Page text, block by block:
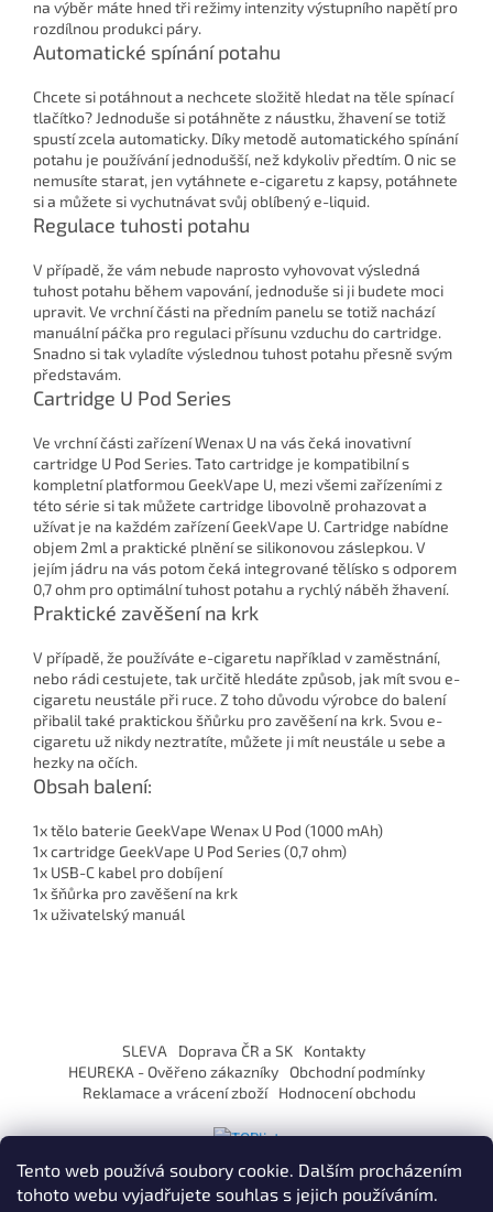
Tento web používá soubory cookie. Dalším procházením
tohoto webu vyjadřujete souhlas s jejich používáním.
na výběr máte hned tři režimy intenzity výstupního napětí pro
rozdílnou produkci páry.
Automatické spínání potahu
Chcete si potáhnout a nechcete složitě hledat na těle spínací
tlačítko? Jednoduše si potáhněte z náustku, žhavení se totiž
spustí zcela automaticky. Díky metodě automatického spínání
potahu je používání jednodušší, než kdykoliv předtím. O nic se
nemusíte starat, jen vytáhnete e-cigaretu z kapsy, potáhnete
si a můžete si vychutnávat svůj oblíbený e-liquid.
Regulace tuhosti potahu
V případě, že vám nebude naprosto vyhovovat výsledná
tuhost potahu během vapování, jednoduše si ji budete moci
upravit. Ve vrchní části na předním panelu se totiž nachází
manuální páčka pro regulaci přísunu vzduchu do cartridge.
Snadno si tak vyladíte výslednou tuhost potahu přesně svým
představám.
Cartridge U Pod Series
Ve vrchní části zařízení Wenax U na vás čeká inovativní
cartridge U Pod Series. Tato cartridge je kompatibilní s
kompletní platformou GeekVape U, mezi všemi zařízeními z
této série si tak můžete cartridge libovolně prohazovat a
užívat je na každém zařízení GeekVape U. Cartridge nabídne
objem 2ml a praktické plnění se silikonovou záslepkou. V
jejím jádru na vás potom čeká integrované tělísko s odporem
0,7 ohm pro optimální tuhost potahu a rychlý náběh žhavení.
Praktické zavěšení na krk
V případě, že používáte e-cigaretu například v zaměstnání,
nebo rádi cestujete, tak určitě hledáte způsob, jak mít svou e-
cigaretu neustále při ruce. Z toho důvodu výrobce do balení
přibalil také praktickou šňůrku pro zavěšení na krk. Svou e-
cigaretu už nikdy neztratíte, můžete ji mít neustále u sebe a
hezky na očích.
Obsah balení:
1x tělo baterie GeekVape Wenax U Pod (1000 mAh)
1x cartridge GeekVape U Pod Series (0,7 ohm)
1x USB-C kabel pro dobíjení
1x šňůrka pro zavěšení na krk
1x uživatelský manuál
í
SLEVA Doprava ČR a SK
Kontakty
HEUREKA - Ověřeno zákazníky
Obchodní podmínky
Reklamace a vrácení zboží
Hodnocení obchodu